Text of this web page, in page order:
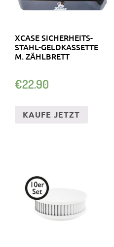
XCASE SICHERHEITS-
STAHL-GELDKASSETTE
M. ZÄHLBRETT
€22.90
KAUFE JETZT